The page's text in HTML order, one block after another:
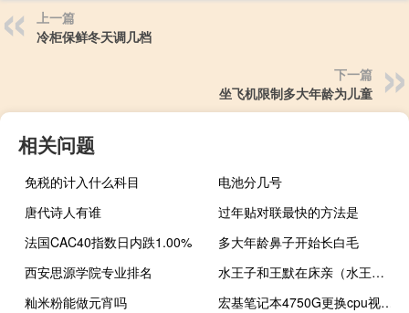
上一篇
冷柜保鲜冬天调几档
下一篇
坐飞机限制多大年龄为儿童
相关问题
免税的计入什么科目
电池分几号
唐代诗人有谁
过年贴对联最快的方法是
法国CAC40指数日内跌1.00%
多大年龄鼻子开始长白毛
西安思源学院专业排名
水王子和王默在床亲（水王子把王默压在床上）
籼米粉能做元宵吗
宏基笔记本4750G更换cpu视频（宏基笔记本4750g）